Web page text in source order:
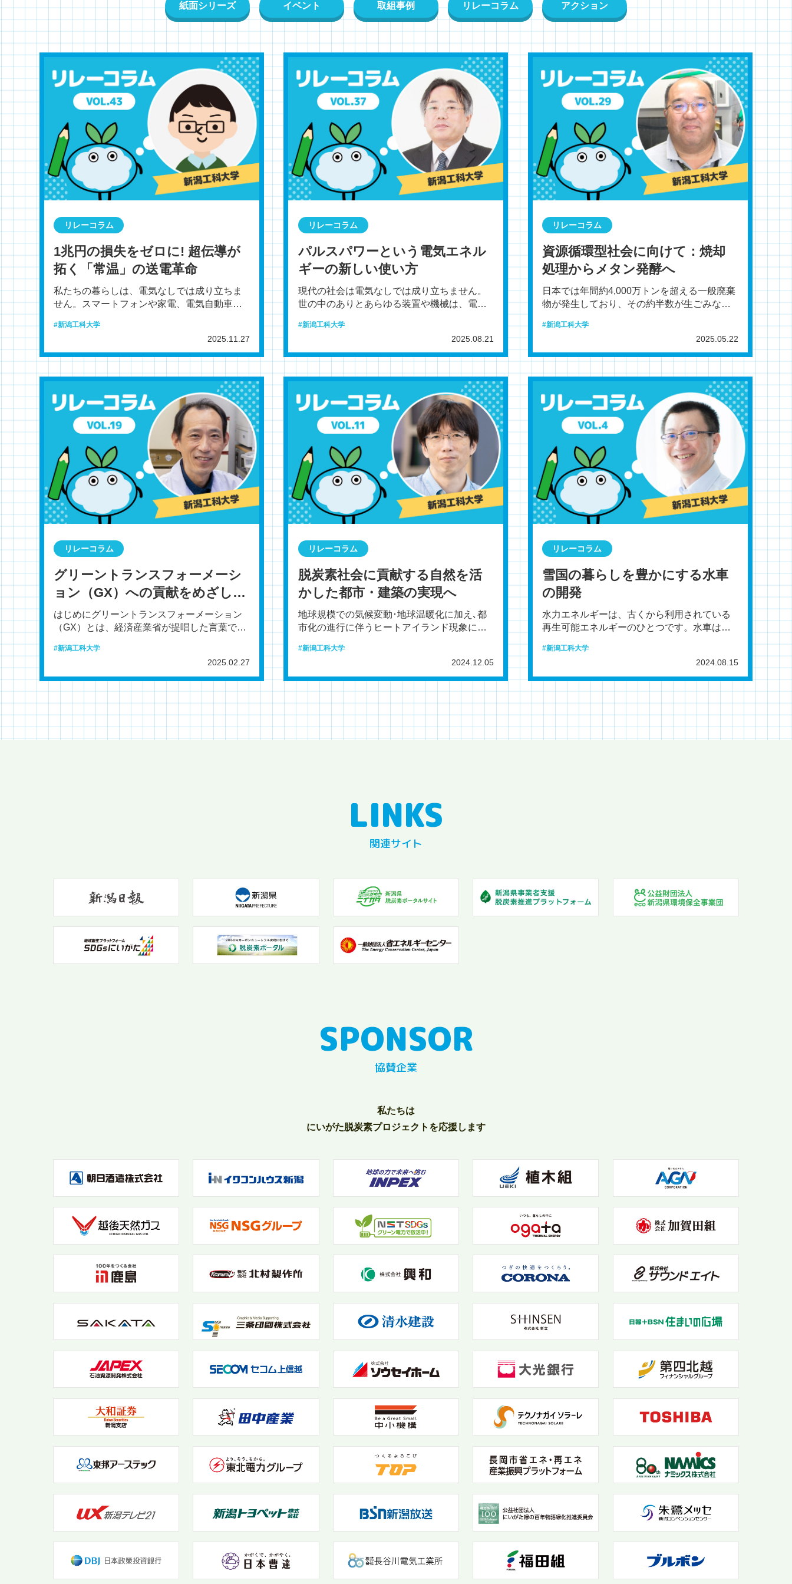
紙面シリーズ イベント 取組事例 リレーコラム アクション
1兆円の損失をゼロに! 超伝導が
拓く「常温」の送電革命
リレーコラム
2025.11.27
私たちの暮らしは、電気なしでは成り立ちま
せん。スマートフォンや家電、電気自動車な
ます。その電気は、発
新潟工科大学
パルスパワーという電気エネル
ギーの新しい使い方
リレーコラム
2025.08.21
現代の社会は電気なしでは成り立ちません。
世の中のありとあらゆる装置や機械は、電気
ルに電気を使っていま
新潟工科大学
資源循環型社会に向けて：焼却
処理からメタン発酵へ
リレーコラム
2025.05.22
日本では年間約4,000万トンを超える一般廃棄
物が発生しており、その約半数が生ごみなど
ごみは、見かけ
新潟工科大学
グリーントランスフォーメーシ
ョン（GX）への貢献をめざして
－環境負荷低減素材の開発－
リレーコラム
2025.02.27
はじめにグリーントランスフォーメーション
（GX）とは、経済産業省が提唱した言葉で、
給の両立を主目的と
新潟工科大学
脱炭素社会に貢献する自然を活
かした都市・建築の実現へ
リレーコラム
2024.12.05
地球規模での気候変動･地球温暖化に加え､都
市化の進行に伴うヒートアイランド現象によ
れば､新潟県内で
新潟工科大学
雪国の暮らしを豊かにする水車
の開発
リレーコラム
2024.08.15
水力エネルギーは、古くから利用されている
再生可能エネルギーのひとつです。水車は、
回転機械であり、発電
新潟工科大学
関連サイト
協賛企業
私たちは
にいがた脱炭素プロジェクトを応援します